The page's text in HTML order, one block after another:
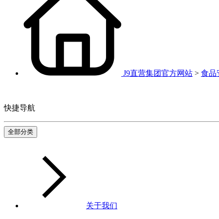
J9直营集团官方网站 > 食品
快捷导航
全部分类
关于我们